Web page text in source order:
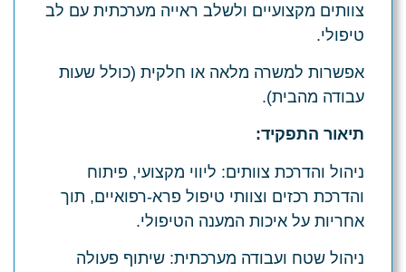
צוותים מקצועיים ולשלב ראייה מערכתית עם לב
טיפולי.
אפשרות למשרה מלאה או חלקית (כולל שעות
עבודה מהבית).
תיאור התפקיד:
ניהול והדרכת צוותים: ליווי מקצועי, פיתוח
והדרכת רכזים וצוותי טיפול פרא-רפואיים, תוך
אחריות על איכות המענה הטיפולי.
ניהול שטח ועבודה מערכתית: שיתוף פעולה